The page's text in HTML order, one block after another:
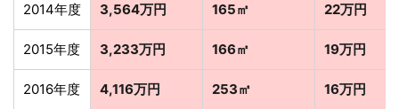
2014年度 3,564万円 165㎡ 22万円
2015年度 3,233万円 166㎡ 19万円
2016年度 4,116万円 253㎡ 16万円